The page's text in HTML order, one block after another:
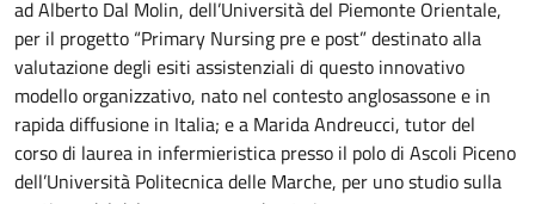
ad Alberto Dal Molin, dell’Università del Piemonte Orientale,
per il progetto “Primary Nursing pre e post” destinato alla
valutazione degli esiti assistenziali di questo innovativo
modello organizzativo, nato nel contesto anglosassone e in
rapida diffusione in Italia; e a Marida Andreucci, tutor del
corso di laurea in infermieristica presso il polo di Ascoli Piceno
dell’Università Politecnica delle Marche, per uno studio sulla